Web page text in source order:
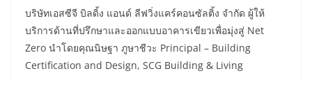
บริษัทเอสซีจี บิลดิ้ง แอนด์ ลีฟวิ่งแคร์คอนซัลติ้ง จำกัด ผู้ให้
บริการด้านที่ปรึกษาและออกแบบอาคารเขียวเพื่อมุ่งสู่ Net
Zero นำโดยคุณนิษฐา ภูษาชีวะ Principal – Building
Certification and Design, SCG Building & Living